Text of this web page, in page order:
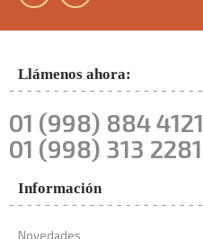
Llámenos ahora:
01 (998) 884 4121
01 (998) 313 2281
Información
Novedades